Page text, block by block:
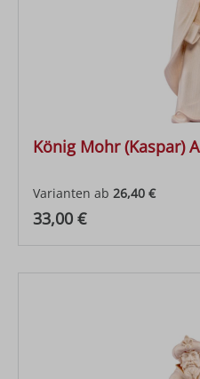
König Mohr (Kaspar)
Varianten ab 26,40 €
Regulärer Preis:
33,00 €